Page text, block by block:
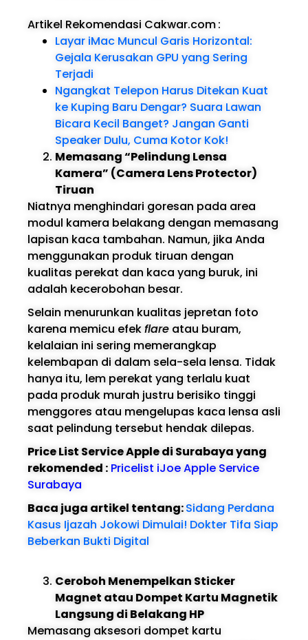
Artikel Rekomendasi Cakwar.com:
Layar iMac Muncul Garis Horizontal:
Gejala Kerusakan GPU yang Sering
Terjadi
Ngangkat Telepon Harus Ditekan Kuat
ke Kuping Baru Dengar? Suara Lawan
Bicara Kecil Banget? Jangan Ganti
Speaker Dulu, Cuma Kotor Kok!
Memasang “Pelindung Lensa
Kamera” (Camera Lens Protector)
Tiruan
Niatnya menghindari goresan pada area
modul kamera belakang dengan memasang
lapisan kaca tambahan. Namun, jika Anda
menggunakan produk tiruan dengan
kualitas perekat dan kaca yang buruk, ini
adalah kecerobohan besar.
Selain menurunkan kualitas jepretan foto
karena memicu efekflare atau buram,
kelalaian ini sering memerangkap
kelembapan di dalam sela-sela lensa. Tidak
hanya itu, lem perekat yang terlalu kuat
pada produk murah justru berisiko tinggi
menggores atau mengelupas kaca lensa asli
saat pelindung tersebut hendak dilepas.
Price List Service Apple di Surabaya yang
rekomended : Pricelist iJoe Apple Service
Surabaya
Baca juga artikel tentang:Sidang Perdana
Kasus Ijazah Jokowi Dimulai! Dokter Tifa Siap
Beberkan Bukti Digital
Ceroboh Menempelkan Sticker
Magnet atau Dompet Kartu Magnetik
Langsung di Belakang HP
Memasang aksesori dompet kartu